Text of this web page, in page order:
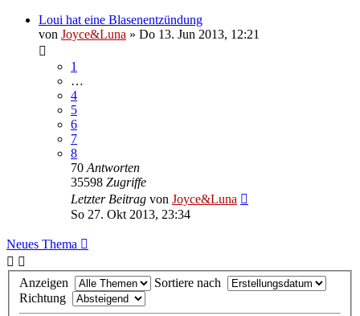
Loui hat eine Blasenentzündung
von Joyce&Luna » Do 13. Jun 2013, 12:21
1
…
4
5
6
7
8
70 Antworten
35598 Zugriffe
Letzter Beitrag von Joyce&Luna
So 27. Okt 2013, 23:34
Neues Thema
Anzeigen
Sortiere nach
Richtung